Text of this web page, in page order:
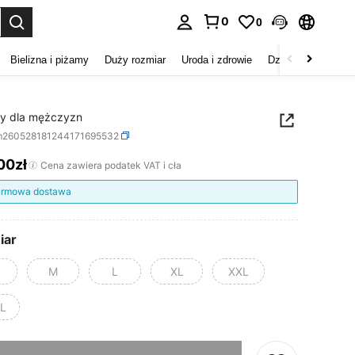
0 0
Bielizna i piżamy Duży rozmiar Uroda i zdrowie Dzieci
dla mężczyzn
AND AVAILABILITY
Cena zawiera podatek VAT i cła
dostawa
M L XL XXL